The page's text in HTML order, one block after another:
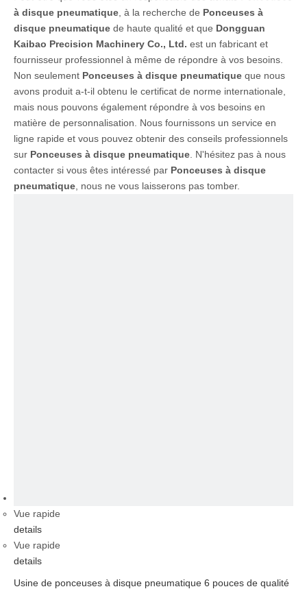
à disque pneumatique , à la recherche de Ponceuses à
disque pneumatique de haute qualité et que Dongguan
Kaibao Precision Machinery Co., Ltd. est un fabricant et
fournisseur professionnel à même de répondre à vos besoins.
Non seulement Ponceuses à disque pneumatique que nous
avons produit a-t-il obtenu le certificat de norme internationale,
mais nous pouvons également répondre à vos besoins en
matière de personnalisation. Nous fournissons un service en
ligne rapide et vous pouvez obtenir des conseils professionnels
sur Ponceuses à disque pneumatique . N'hésitez pas à nous
contacter si vous êtes intéressé par Ponceuses à disque
pneumatique , nous ne vous laisserons pas tomber.
Vue rapide
details
Vue rapide
details
Usine de ponceuses à disque pneumatique 6 pouces de qualité